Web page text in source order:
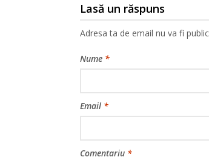
Lasă un răspuns
Adresa ta de email nu va fi
Nume *
Email *
Comentariu *